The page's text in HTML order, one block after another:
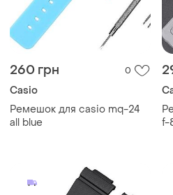
260 грн 0
Casio
Ремешок для casio mq-24
all blue
f-